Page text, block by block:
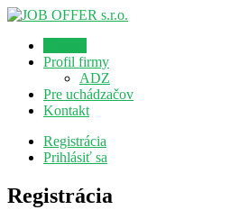
Profil firmy
ADZ
Pre uchádzačov
Kontakt
Registrácia
Prihlásiť sa
Registrácia